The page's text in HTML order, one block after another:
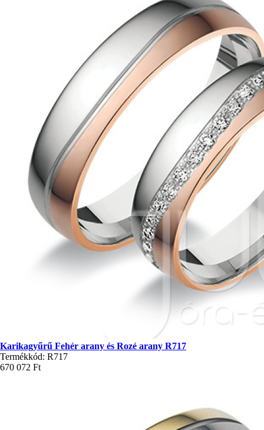
Karikagyűrű Fehér arany és Rozé arany R717
Termékkód: R717
670 072 Ft